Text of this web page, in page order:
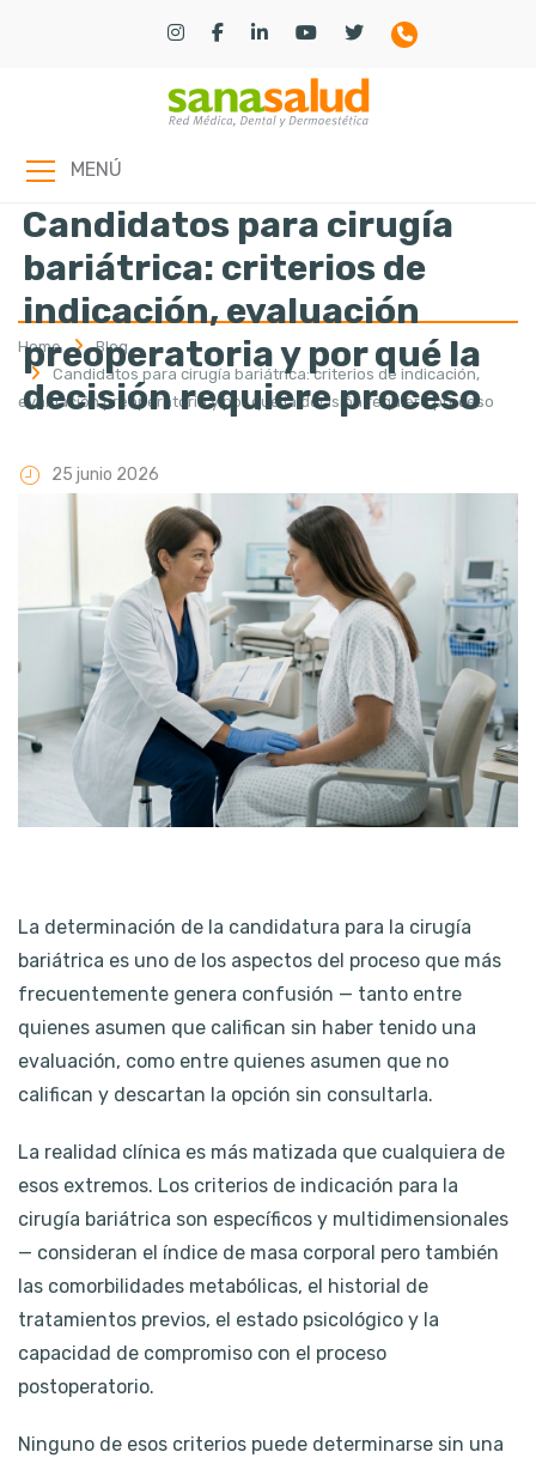
MENÚ
Candidatos para cirugía
bariátrica: criterios de
indicación, evaluación
preoperatoria y por qué la
decisión requiere proceso
Home
Blog
Candidatos para cirugía bariátrica: criterios de indicación,
evaluación preoperatoria y por qué la decisión requiere proceso
25 junio 2026
La determinación de la candidatura para la cirugía
bariátrica es uno de los aspectos del proceso que más
frecuentemente genera confusión — tanto entre
quienes asumen que califican sin haber tenido una
evaluación, como entre quienes asumen que no
califican y descartan la opción sin consultarla.
La realidad clínica es más matizada que cualquiera de
esos extremos. Los criterios de indicación para la
cirugía bariátrica son específicos y multidimensionales
— consideran el índice de masa corporal pero también
las comorbilidades metabólicas, el historial de
tratamientos previos, el estado psicológico y la
capacidad de compromiso con el proceso
postoperatorio.
Ninguno de esos criterios puede determinarse sin una